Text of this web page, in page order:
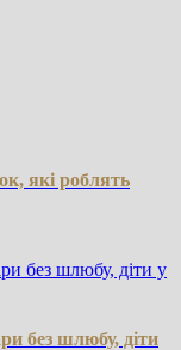
які роблять
без шлюбу, діти